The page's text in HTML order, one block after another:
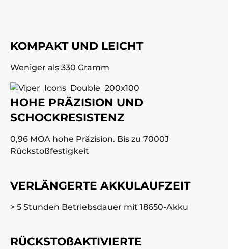
KOMPAKT UND LEICHT
Weniger als 330 Gramm
HOHE PRÄZISION UND
SCHOCKRESISTENZ
0,96 MOA hohe Präzision. Bis zu 7000J
Rückstoßfestigkeit
VERLÄNGERTE AKKULAUFZEIT
> 5 Stunden Betriebsdauer mit 18650-Akku
RÜCKSTOßAKTIVIERTE